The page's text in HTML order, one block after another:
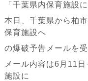
「千葉県内保育施設
本日、千葉県から柏
保育施設へ
の爆破予告メールを
メール内容は6月11
施設に